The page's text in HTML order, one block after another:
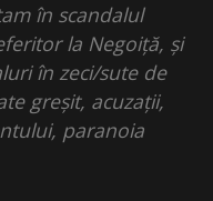
în scandalul
la Negoiță, și
în zeci/sute de
greșit, acuzații,
paranoia